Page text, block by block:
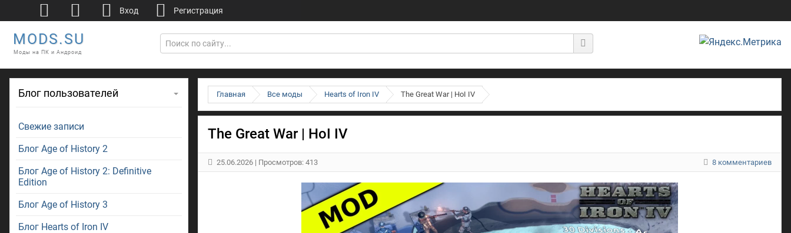
MODS.SU
Моды на ПК и Андроид
Главная Все моды Hearts of Iron IV The Great War | HoI IV
The Great War | HoI IV
25.06.2026 | Просмотров: 413 8 комментариев
Блог пользователей
Свежие записи
Блог Age of History 2
Блог Age of History 2: Definitive
Edition
Блог Age of History 3
Блог Hearts of Iron IV
Вход Регистрация